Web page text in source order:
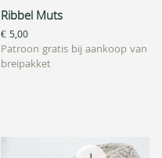
Snel overzicht
Ribbel Muts
Prijs
€ 5,00
Patroon gratis bij aankoop van
breipakket